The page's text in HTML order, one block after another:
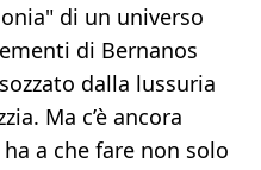
di un universo
di Bernanos
dalla lussuria
Ma c’è ancora
ha a che fare non solo